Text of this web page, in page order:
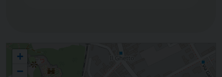
Pia Unione Laicale Femminile delle Vocazioni e delle Missioni
+
−